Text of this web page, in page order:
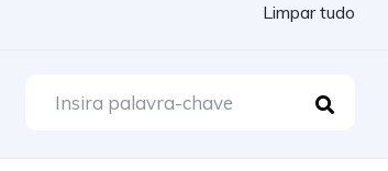
Limpar tudo